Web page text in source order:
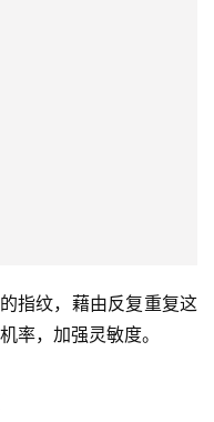
指纹，藉由反复重复这
率，加强灵敏度。